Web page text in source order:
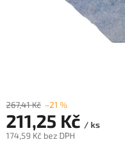
267,41 Kč –21 %
211,25 Kč / ks
174,59 Kč bez DPH